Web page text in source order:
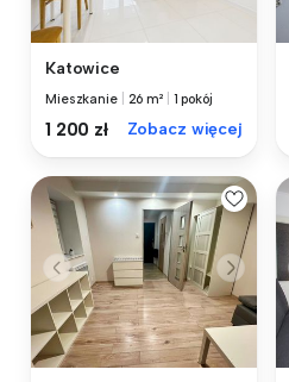
Katowice
Mieszkanie 26 m² 1 pokój
1 200 zł Zobacz więcej